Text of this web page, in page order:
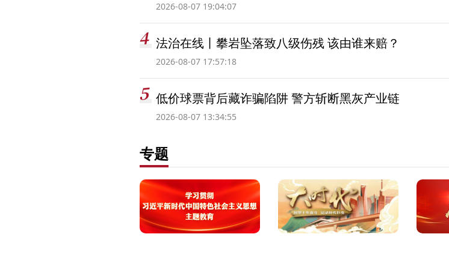
2026-08-07 19:04:07
法治在线丨攀岩坠落致八级伤残 该由谁来赔？
2026-08-07 17:57:18
低价球票背后藏诈骗陷阱 警方斩断黑灰产业链
2026-08-07 13:34:55
专题